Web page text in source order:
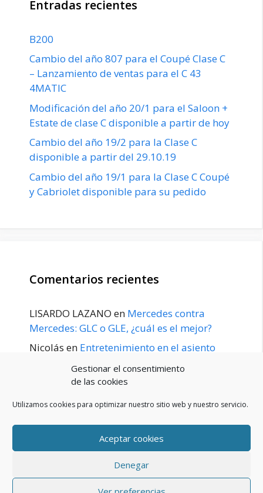
Gestionar el consentimiento
de las cookies
Utilizamos cookies para optimizar nuestro sitio web y nuestro servicio.
Aceptar cookies
Denegar
Entradas recientes
B200
Cambio del año 807 para el Coupé Clase C
– Lanzamiento de ventas para el C 43
4MATIC
Modificación del año 20/1 para el Saloon +
Estate de clase C disponible a partir de hoy
Cambio del año 19/2 para la Clase C
disponible a partir del 29.10.19
Cambio del año 19/1 para la Clase C Coupé
y Cabriolet disponible para su pedido
Comentarios recientes
LISARDO LAZANO en Mercedes contra
Mercedes: GLC o GLE, ¿cuál es el mejor?
Nicolás en Entretenimiento en el asiento
trasero para el GLE / GLS disponible a
principios de 2020
POLÍTICA DE PRIVACIDAD
Política de cookies (UE)
© 2026 Blog De Mercedes-Benz En Español